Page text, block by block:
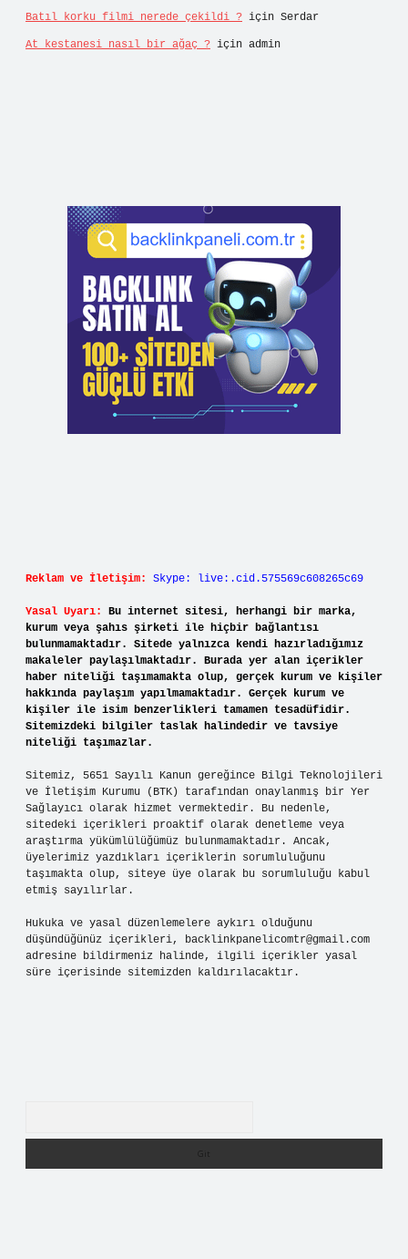
Batıl korku filmi nerede çekildi ? için Serdar
At kestanesi nasıl bir ağaç ? için admin
Reklam ve İletişim: Skype: live:.cid.575569c608265c69
Yasal Uyarı:
Bu internet sitesi, herhangi bir marka,
kurum veya şahıs şirketi ile hiçbir bağlantısı
bulunmamaktadır. Sitede yalnızca kendi hazırladığımız
makaleler paylaşılmaktadır. Burada yer alan içerikler
haber niteliği taşımamakta olup, gerçek kurum ve kişiler
hakkında paylaşım yapılmamaktadır. Gerçek kurum ve
kişiler ile isim benzerlikleri tamamen tesadüfidir.
Sitemizdeki bilgiler taslak halindedir ve tavsiye
niteliği taşımazlar.
Sitemiz, 5651 Sayılı Kanun gereğince Bilgi Teknolojileri
ve İletişim Kurumu (BTK) tarafından onaylanmış bir Yer
Sağlayıcı olarak hizmet vermektedir. Bu nedenle,
sitedeki içerikleri proaktif olarak denetleme veya
araştırma yükümlülüğümüz bulunmamaktadır. Ancak,
üyelerimiz yazdıkları içeriklerin sorumluluğunu
taşımakta olup, siteye üye olarak bu sorumluluğu kabul
etmiş sayılırlar.
Hukuka ve yasal düzenlemelere aykırı olduğunu
düşündüğünüz içerikleri, backlinkpanelicomtr@gmail.com
adresine bildirmeniz halinde, ilgili içerikler yasal
süre içerisinde sitemizden kaldırılacaktır.